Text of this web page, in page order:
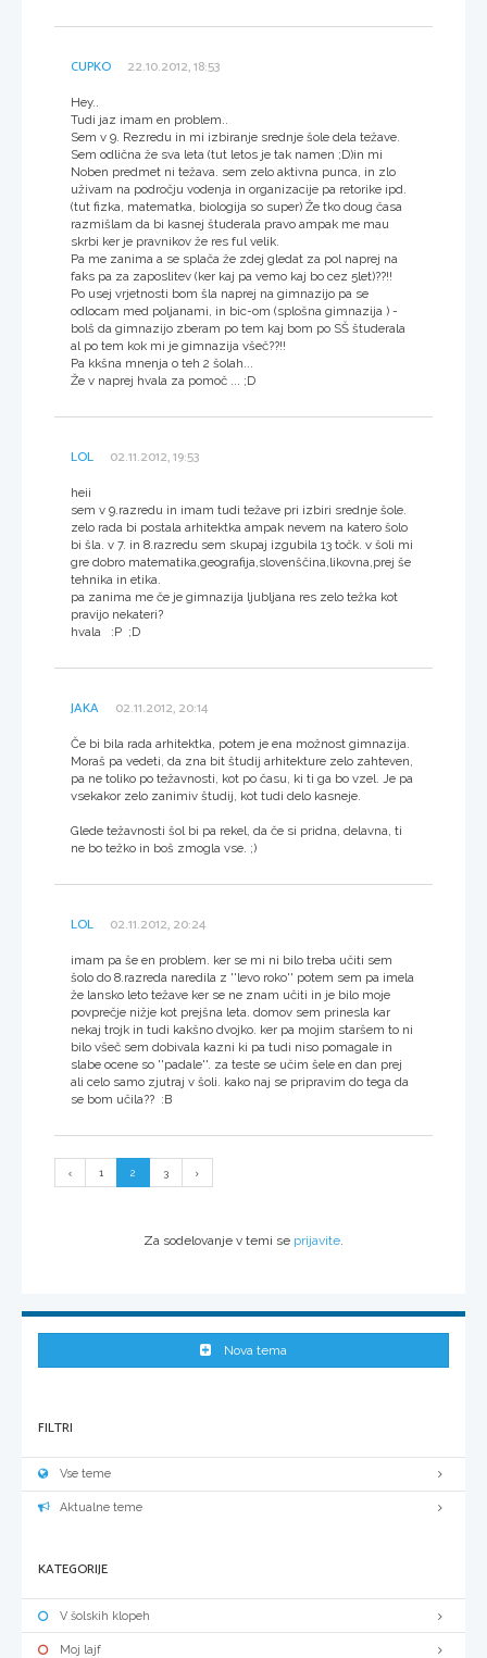
CUPKO 22.10.2012, 18:53
Hey..
Tudi jaz imam en problem..
Sem v 9. Rezredu in mi izbiranje srednje šole dela težave.
Sem odlična že sva leta (tut letos je tak namen ;D)in mi
Noben predmet ni težava. sem zelo aktivna punca, in zlo
uživam na področju vodenja in organizacije pa retorike ipd.
(tut fizka, matematka, biologija so super) Že tko doug časa
razmišlam da bi kasnej študerala pravo ampak me mau
skrbi ker je pravnikov že res ful velik.
Pa me zanima a se splača že zdej gledat za pol naprej na
faks pa za zaposlitev (ker kaj pa vemo kaj bo cez 5let)??!!
Po usej vrjetnosti bom šla naprej na gimnazijo pa se
odlocam med poljanami, in bic-om (splošna gimnazija ) -
bolš da gimnazijo zberam po tem kaj bom po SŠ študerala
al po tem kok mi je gimnazija všeč??!!
Pa kkšna mnenja o teh 2 šolah...
Že v naprej hvala za pomoč ... ;D
LOL 02.11.2012, 19:53
heii
sem v 9.razredu in imam tudi težave pri izbiri srednje šole.
zelo rada bi postala arhitektka ampak nevem na katero šolo
bi šla. v 7. in 8.razredu sem skupaj izgubila 13 točk. v šoli mi
gre dobro matematika,geografija,slovenščina,likovna,prej še
tehnika in etika.
pa zanima me če je gimnazija ljubljana res zelo težka kot
pravijo nekateri?
hvala :P ;D
JAKA 02.11.2012, 20:14
Če bi bila rada arhitektka, potem je ena možnost gimnazija.
Moraš pa vedeti, da zna bit študij arhitekture zelo zahteven,
pa ne toliko po težavnosti, kot po času, ki ti ga bo vzel. Je pa
vsekakor zelo zanimiv študij, kot tudi delo kasneje.
Glede težavnosti šol bi pa rekel, da če si pridna, delavna, ti
ne bo težko in boš zmogla vse. ;)
LOL 02.11.2012, 20:24
imam pa še en problem. ker se mi ni bilo treba učiti sem
šolo do 8.razreda naredila z ''levo roko'' potem sem pa imela
že lansko leto težave ker se ne znam učiti in je bilo moje
povprečje nižje kot prejšna leta. domov sem prinesla kar
nekaj trojk in tudi kakšno dvojko. ker pa mojim staršem to ni
bilo všeč sem dobivala kazni ki pa tudi niso pomagale in
slabe ocene so ''padale''. za teste se učim šele en dan prej
ali celo samo zjutraj v šoli. kako naj se pripravim do tega da
se bom učila?? :B
1 2 3
Za sodelovanje v temi se prijavite
Nova tema
FILTRI
Vse teme
Aktualne teme
KATEGORIJE
V šolskih klopeh
Moj lajf